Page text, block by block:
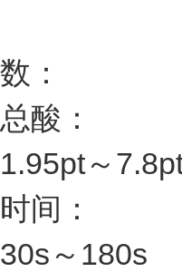
数：
总
1.95pt～
时
30s～180s